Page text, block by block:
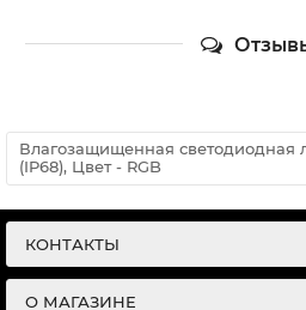
Влагозащищенная светодиодная
(IP68), Цвет - RGB
КОНТАКТЫ
О МАГАЗИНЕ